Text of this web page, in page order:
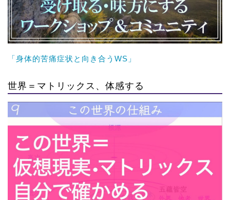
「身体的苦痛症状と向き合うWS」
世界＝マトリックス、体感する